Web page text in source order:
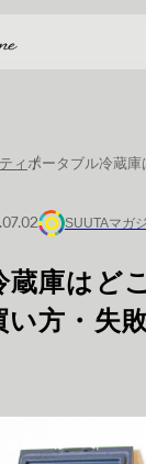
ィ
SUUTAマガ
蔵庫はど
い方・失